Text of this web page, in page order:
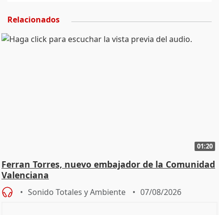
Relacionados
01:20
Ferran Torres, nuevo embajador de la Comunidad
Valenciana
Sonido Totales y Ambiente 07/08/2026